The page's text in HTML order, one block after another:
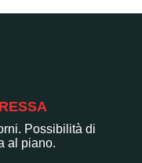
Possibilità di
al piano.